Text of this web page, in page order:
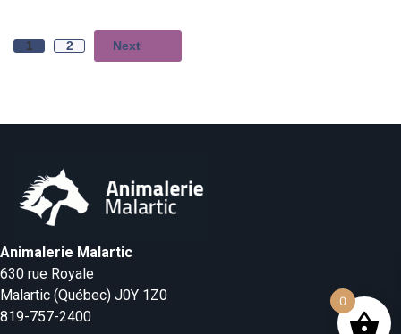
1 2 Next
Animalerie Malartic
630 rue Royale
Malartic (Québec) J0Y 1Z0
819-757-2400
0